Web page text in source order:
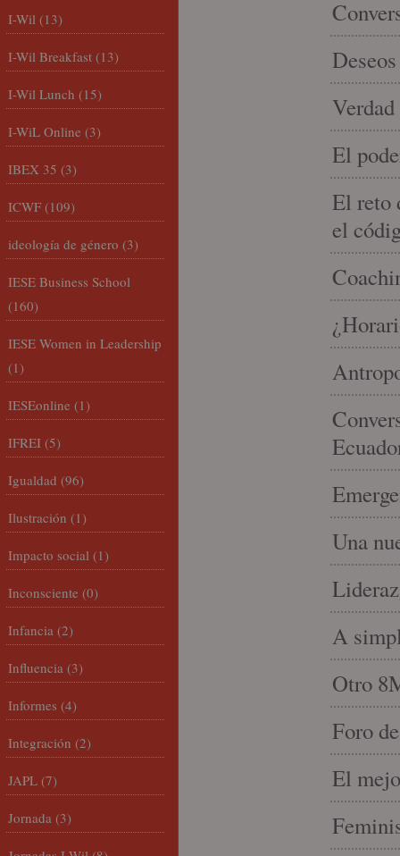
El
El reto
el
Una
A
Otro
Foro
El
I-Wil (13)
I-Wil Breakfast (13)
I-Wil Lunch (15)
I-WiL Online (3)
IBEX 35 (3)
ICWF (109)
ideología de género (3)
IESE Business School
(160)
IESE Women in Leadership
(1)
IESEonline (1)
IFREI (5)
Igualdad (96)
Ilustración (1)
Impacto social (1)
Inconsciente (0)
Infancia (2)
Influencia (3)
Informes (4)
Integración (2)
JAPL (7)
Jornada (3)